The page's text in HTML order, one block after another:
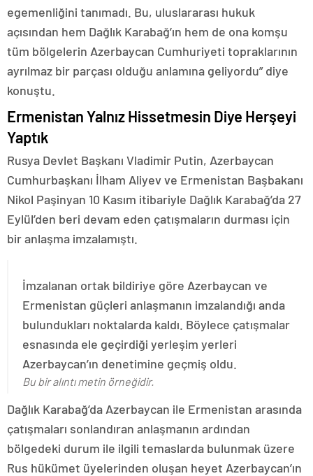
egemenliğini tanımadı. Bu, uluslararası hukuk
açısından hem Dağlık Karabağ’ın hem de ona komşu
tüm bölgelerin Azerbaycan Cumhuriyeti topraklarının
ayrılmaz bir parçası olduğu anlamına geliyordu” diye
konuştu.
Ermenistan Yalnız Hissetmesin Diye Herşeyi
Yaptık
Rusya Devlet Başkanı Vladimir Putin, Azerbaycan
Cumhurbaşkanı İlham Aliyev ve Ermenistan Başbakanı
Nikol Paşinyan 10 Kasım itibariyle Dağlık Karabağ’da 27
Eylül’den beri devam eden çatışmaların durması için
bir anlaşma imzalamıştı.
İmzalanan ortak bildiriye göre Azerbaycan ve
Ermenistan güçleri anlaşmanın imzalandığı anda
bulundukları noktalarda kaldı. Böylece çatışmalar
esnasında ele geçirdiği yerleşim yerleri
Azerbaycan’ın denetimine geçmiş oldu.
Bu bir alıntı metin örneğidir.
Dağlık Karabağ’da Azerbaycan ile Ermenistan arasında
çatışmaları sonlandıran anlaşmanın ardından
bölgedeki durum ile ilgili temaslarda bulunmak üzere
Rus hükümet üyelerinden oluşan heyet Azerbaycan’ın